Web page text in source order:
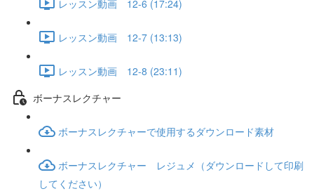
レッスン動画 12-6 (17:24)
レッスン動画 12-7 (13:13)
レッスン動画 12-8 (23:11)
ボーナスレクチャー
ボーナスレクチャーで使用するダウンロード素材
ボーナスレクチャー レジュメ（ダウンロードして印刷
してください）